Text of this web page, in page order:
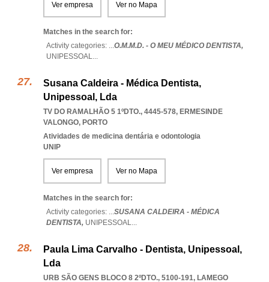
Ver empresa Ver no Mapa
Matches in the search for:
Activity categories: ...O.M.M.D. - O MEU MÉDICO DENTISTA,
UNIPESSOAL...
Susana Caldeira - Médica Dentista,
Unipessoal, Lda
TV DO RAMALHÃO 5 1ºDTO., 4445-578, ERMESINDE
VALONGO, PORTO
Atividades de medicina dentária e odontologia
UNIP
Ver empresa Ver no Mapa
Matches in the search for:
Activity categories: ...SUSANA CALDEIRA - MÉDICA
DENTISTA, UNIPESSOAL...
Paula Lima Carvalho - Dentista, Unipessoal,
Lda
URB SÃO GENS BLOCO 8 2ºDTO., 5100-191, LAMEGO